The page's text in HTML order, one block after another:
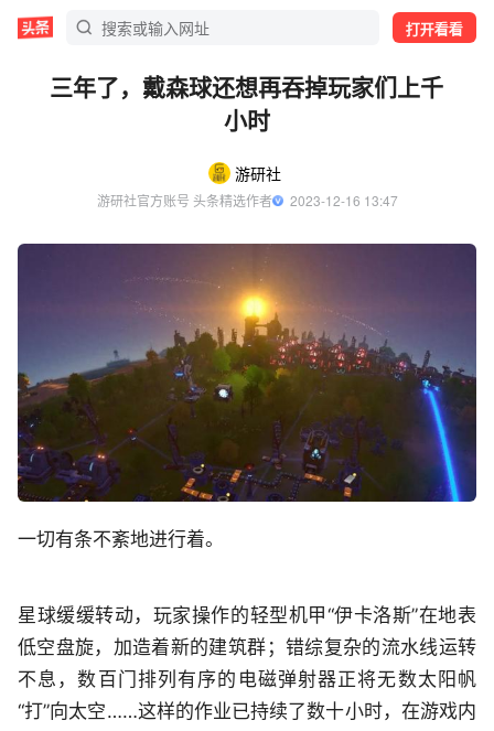
打开看看
三年了，戴森球还想再吞掉玩家们上千
小时
游研社
游研社官方账号 头条精选作者
  2023-12-16 13:47
一切有条不紊地进行着。
星球缓缓转动，玩家操作的轻型机甲“伊卡洛斯”在地表
低空盘旋，加造着新的建筑群；错综复杂的流水线运转
不息，数百门排列有序的电磁弹射器正将无数太阳帆
“打”向太空……这样的作业已持续了数十小时，在游戏内